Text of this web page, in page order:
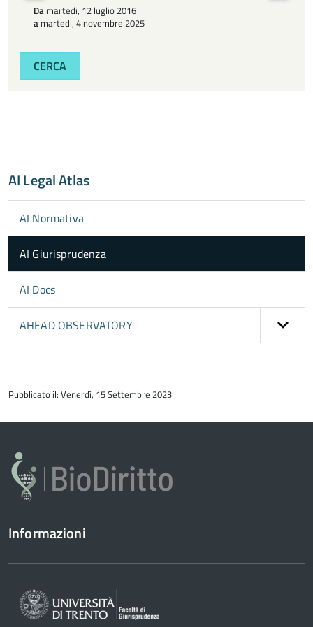
Da martedi, 12 luglio 2016
a martedi, 4 novembre 2025
CERCA
AI Legal Atlas
AI Normativa
AI Giurisprudenza
AI Docs
AHEAD OBSERVATORY
del
Pubblicato il: Venerdì, 15 Settembre 2023
Informazioni